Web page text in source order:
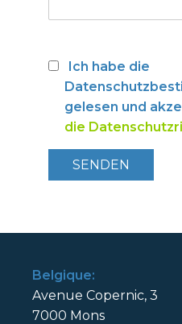
Belgique:
Avenue Copernic, 3
7000 Mons
Ich habe die
gelesen und
die